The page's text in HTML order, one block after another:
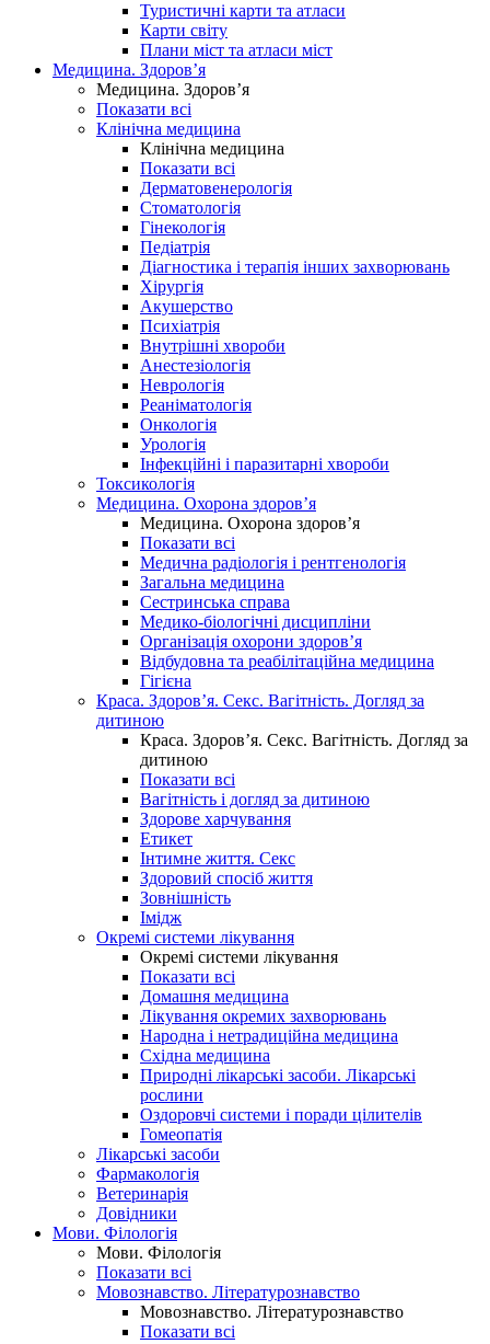
Туристичні карти та атласи
Карти світу
Плани міст та атласи міст
Медицина. Здоров’я
Медицина. Здоров’я
Показати всі
Клінічна медицина
Клінічна медицина
Показати всі
Дерматовенерологія
Стоматологія
Гінекологія
Педіатрія
Діагностика і терапія інших захворювань
Хірургія
Акушерство
Психіатрія
Внутрішні хвороби
Анестезіологія
Неврологія
Реаніматологія
Онкологія
Урологія
Інфекційні і паразитарні хвороби
Токсикологія
Медицина. Охорона здоров’я
Медицина. Охорона здоров’я
Показати всі
Медична радіологія і рентгенологія
Загальна медицина
Сестринська справа
Медико-біологічні дисципліни
Організація охорони здоров’я
Відбудовна та реабілітаційна медицина
Гігієна
Краса. Здоров’я. Секс. Вагітність. Догляд за
дитиною
Краса. Здоров’я. Секс. Вагітність. Догляд за
дитиною
Показати всі
Вагітність і догляд за дитиною
Здорове харчування
Етикет
Інтимне життя. Секс
Здоровий спосіб життя
Зовнішність
Імідж
Окремі системи лікування
Окремі системи лікування
Показати всі
Домашня медицина
Лікування окремих захворювань
Народна і нетрадиційна медицина
Східна медицина
Природні лікарські засоби. Лікарські
рослини
Оздоровчі системи і поради цілителів
Гомеопатія
Лікарські засоби
Фармакологія
Ветеринарія
Довідники
Мови. Філологія
Мови. Філологія
Показати всі
Мовознавство. Літературознавство
Мовознавство. Літературознавство
Показати всі